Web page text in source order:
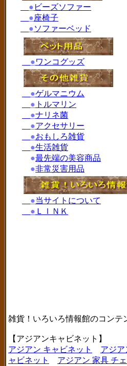
● ビーズソファー
●座椅子
●ソファーベッド
●ワンコグッズ
●ゲルマニウム
● トルマリン
●ナリネ菌
●アクセサリー
●おもしろ雑貨
●生活雑貨
●最先端の美容商品
●非常災害用品
●当サイトについて
● ＬＩＮＫ
雑貨！いろいろ情報館のコンテ
【アジアンキャビネット】
アジアン キャビネット
アジア
ャビネット
アジアン 家具 チ